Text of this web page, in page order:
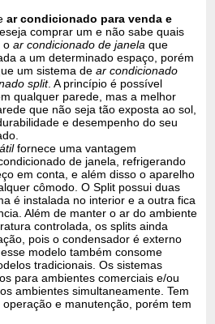
ar condicionado para venda e
comprar um e não sabe quais
oar condicionado de janela que
a um determinado espaço, porém
um sistema dear condicionado
split. A princípio é possível
qualquer parede, mas a melhor
que não seja tão exposta ao sol,
e desempenho do seu
fornece uma vantagem
de janela, refrigerando
em conta, e além disso o aparelho
cômodo. O Split possui duas
é instalada no interior e a outra fica
Além de manter o ar do ambiente
controlada, os splits ainda
pois o condensador é externo
modelo também consome
tradicionais. Os sistemas
para ambientes comerciais e/ou
ambientes simultaneamente. Tem
e manutenção, porém tem